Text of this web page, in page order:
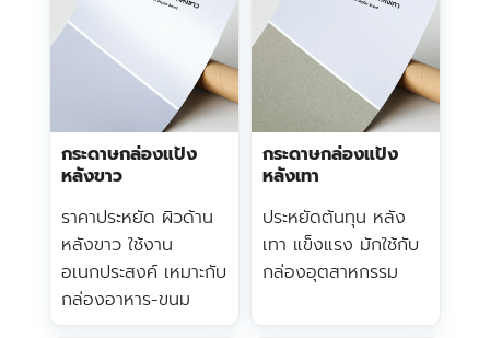
กระดาษกล่องแป้ง
หลังขาว
ราคาประหยัด ผิวด้าน
หลังขาว ใช้งาน
อเนกประสงค์ เหมาะกับ
กล่องอาหาร-ขนม
กระดาษกล่องแป้ง
หลังเทา
ประหยัดต้นทุน หลัง
เทา แข็งแรง มักใช้กับ
กล่องอุตสาหกรรม